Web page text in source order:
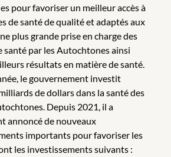
pour favoriser un meilleur accès à
de santé de qualité et adaptés aux
plus grande prise en charge des
santé par les Autochtones ainsi
résultats en matière de santé.
le gouvernement investit
de dollars dans la santé des
Depuis 2021, il a
annoncé de nouveaux
importants pour favoriser les
les investissements suivants :